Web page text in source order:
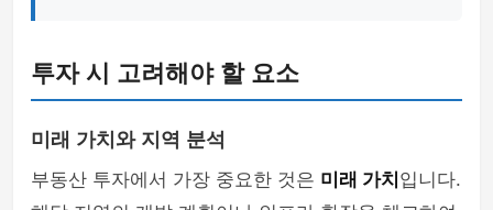
투자 시 고려해야 할 요소
미래 가치와 지역 분석
부동산 투자에서 가장 중요한 것은 미래 가치 입니다.